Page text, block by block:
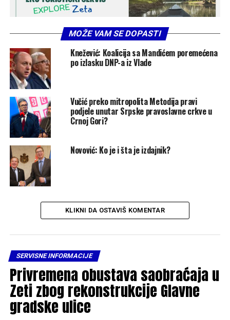
MOŽE VAM SE DOPASTI
Knežević: Koalicija sa Mandićem poremećena
po izlasku DNP-a iz Vlade
Vučić preko mitropolita Metodija pravi
podjele unutar Srpske pravoslavne crkve u
Crnoj Gori?
Novović: Ko je i šta je izdajnik?
KLIKNI DA OSTAVIŠ KOMENTAR
SERVISNE INFORMACIJE
Privremena obustava saobraćaja u
Zeti zbog rekonstrukcije Glavne
gradske ulice